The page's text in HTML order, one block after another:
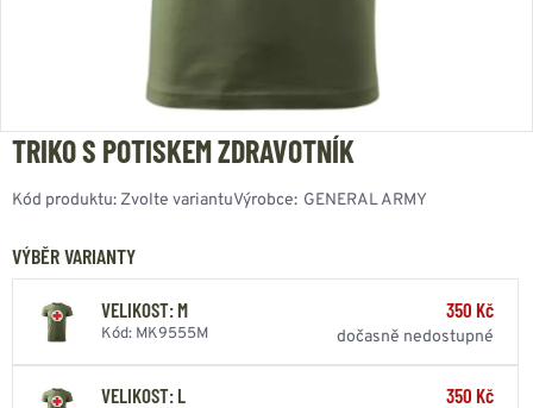
TRIKO S POTISKEM ZDRAVOTNÍK
Kód produktu: Zvolte variantuVýrobce: GENERAL ARMY
VÝBĚR VARIANTY
VELIKOST: M
Kód: MK9555M
350 Kč
dočasně nedostupné
VELIKOST: L 350 Kč